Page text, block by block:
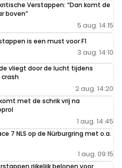
Die layout is alleen
1931 werd alleen de
er in 1960 een chicane
van de pitstraat. De
weer net wat anders van
overgenomen is voor de
Verstappen: “Dan komt de
boven”
5 aug. 14:15
is een must voor F1
3 aug. 14:10
vliegt door de lucht tijdens
2 aug. 14:20
met de schrik vrij na
1 aug. 14:45
7 NLS op de Nürburgring met o.a.
1 aug. 09:15